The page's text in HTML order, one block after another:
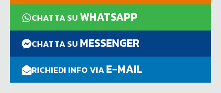
CHATTA SUWHATSAPP
CHATTA SU MESSENGER
RICHIEDI INFO VIAE-MAIL